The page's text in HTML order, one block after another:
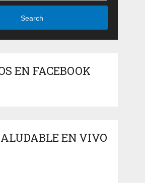
Search
EN FACEBOOK
EN VIVO